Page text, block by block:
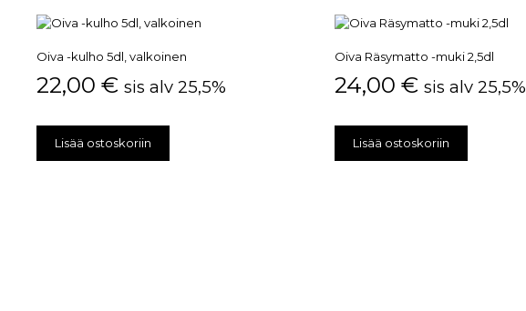
Oiva -kulho 5dl, valkoinen
22,00 € sis alv 25,5%
Lisää ostoskoriin
Oiva Räsymatto -muki 2,5dl
24,00 € sis alv 25,5%
Lisää ostoskoriin